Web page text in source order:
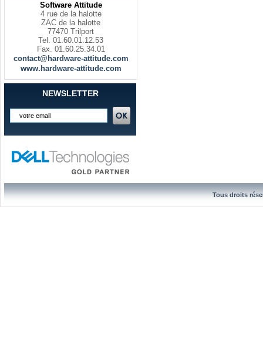
Software Attitude
4 rue de la halotte
ZAC de la halotte
77470 Trilport
Tel. 01.60.01.12.53
Fax. 01.60.25.34.01
contact@hardware-attitude.com
www.hardware-attitude.com
NEWSLETTER
Tous droits